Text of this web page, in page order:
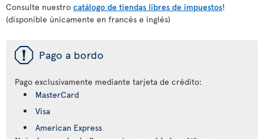
Consulte nuestro catálogo de tiendas libres de impuestos!
(disponible únicamente en francés e inglés)
ü Pago a bordo
Pago exclusivamente mediante tarjeta de crédito:
MasterCard
Visa
American Express